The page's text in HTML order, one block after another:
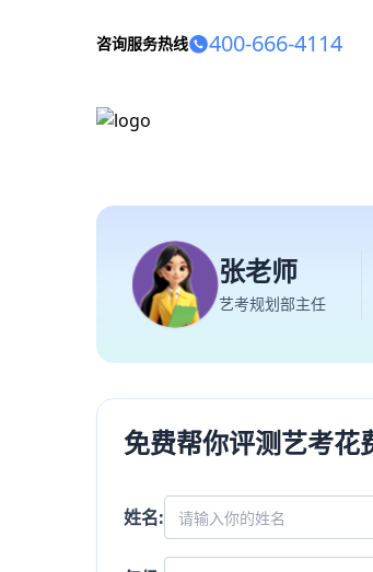
咨询服务热线 400-666-4114
张老师
艺考规划部主任
免费帮你评测艺考花
姓名: